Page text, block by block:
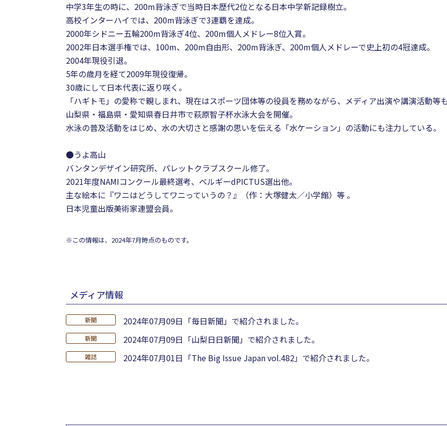
中学3年生の時に、200m背泳ぎで当時日本歴代2位となる日本中学新記録樹立。
高校インターハイでは、200m背泳ぎで3連覇を達成。
2000年シドニー五輪200m背泳ぎ4位、200m個人メドレー8位入賞。
2002年日本選手権では、100m、200m自由形、200m背泳ぎ、200m個人メドレーで史上初の4冠達成。
2004年現役引退。
5年の歳月を経て2009年現役復帰。
30歳にして日本代表に返り咲く。
「ハギトモ」の愛称で親しまれ、現在はスポーツ団体等の役員を務めながら、メディア出演や講演活動等
山梨県・福島県・愛知県春日井市で萩原智子杯水泳大会を開催。
水泳の普及活動をはじめ、水の大切さと感謝の思いを伝える「水ケーション」の活動にも注力している。
●うよ高山
バンタンデザイン研究所、パレットクラブスクール修了。
2021年度NAMIコンクール最終選考、ベルギーdPICTUS選出他。
主な絵本に『ワニはどうしてワニっていうの？』（作：大塚健太／小学館）等 。
日本児童出版美術家連盟会員。
※この情報は、2024年7月時点のものです。
メディア情報
新聞 2024年07月09日 「毎日新聞」で紹介されました。
新聞 2024年07月09日 「山梨日日新聞」で紹介されました。
雑誌 2024年07月01日 「The Big Issue Japan vol.482」で紹介されました。